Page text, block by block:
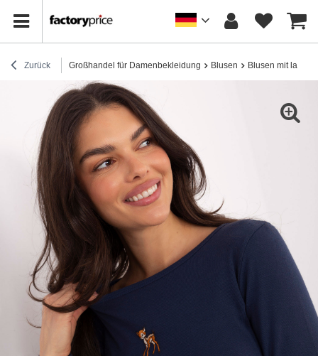
Zurück Großhandel für Damenbekleidung Blusen Blusen mit